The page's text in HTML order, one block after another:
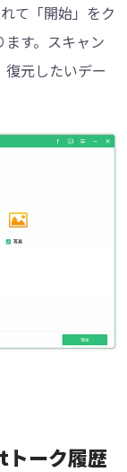
て「開始」をク
す。スキャン
復元したいデー
ーク履歴